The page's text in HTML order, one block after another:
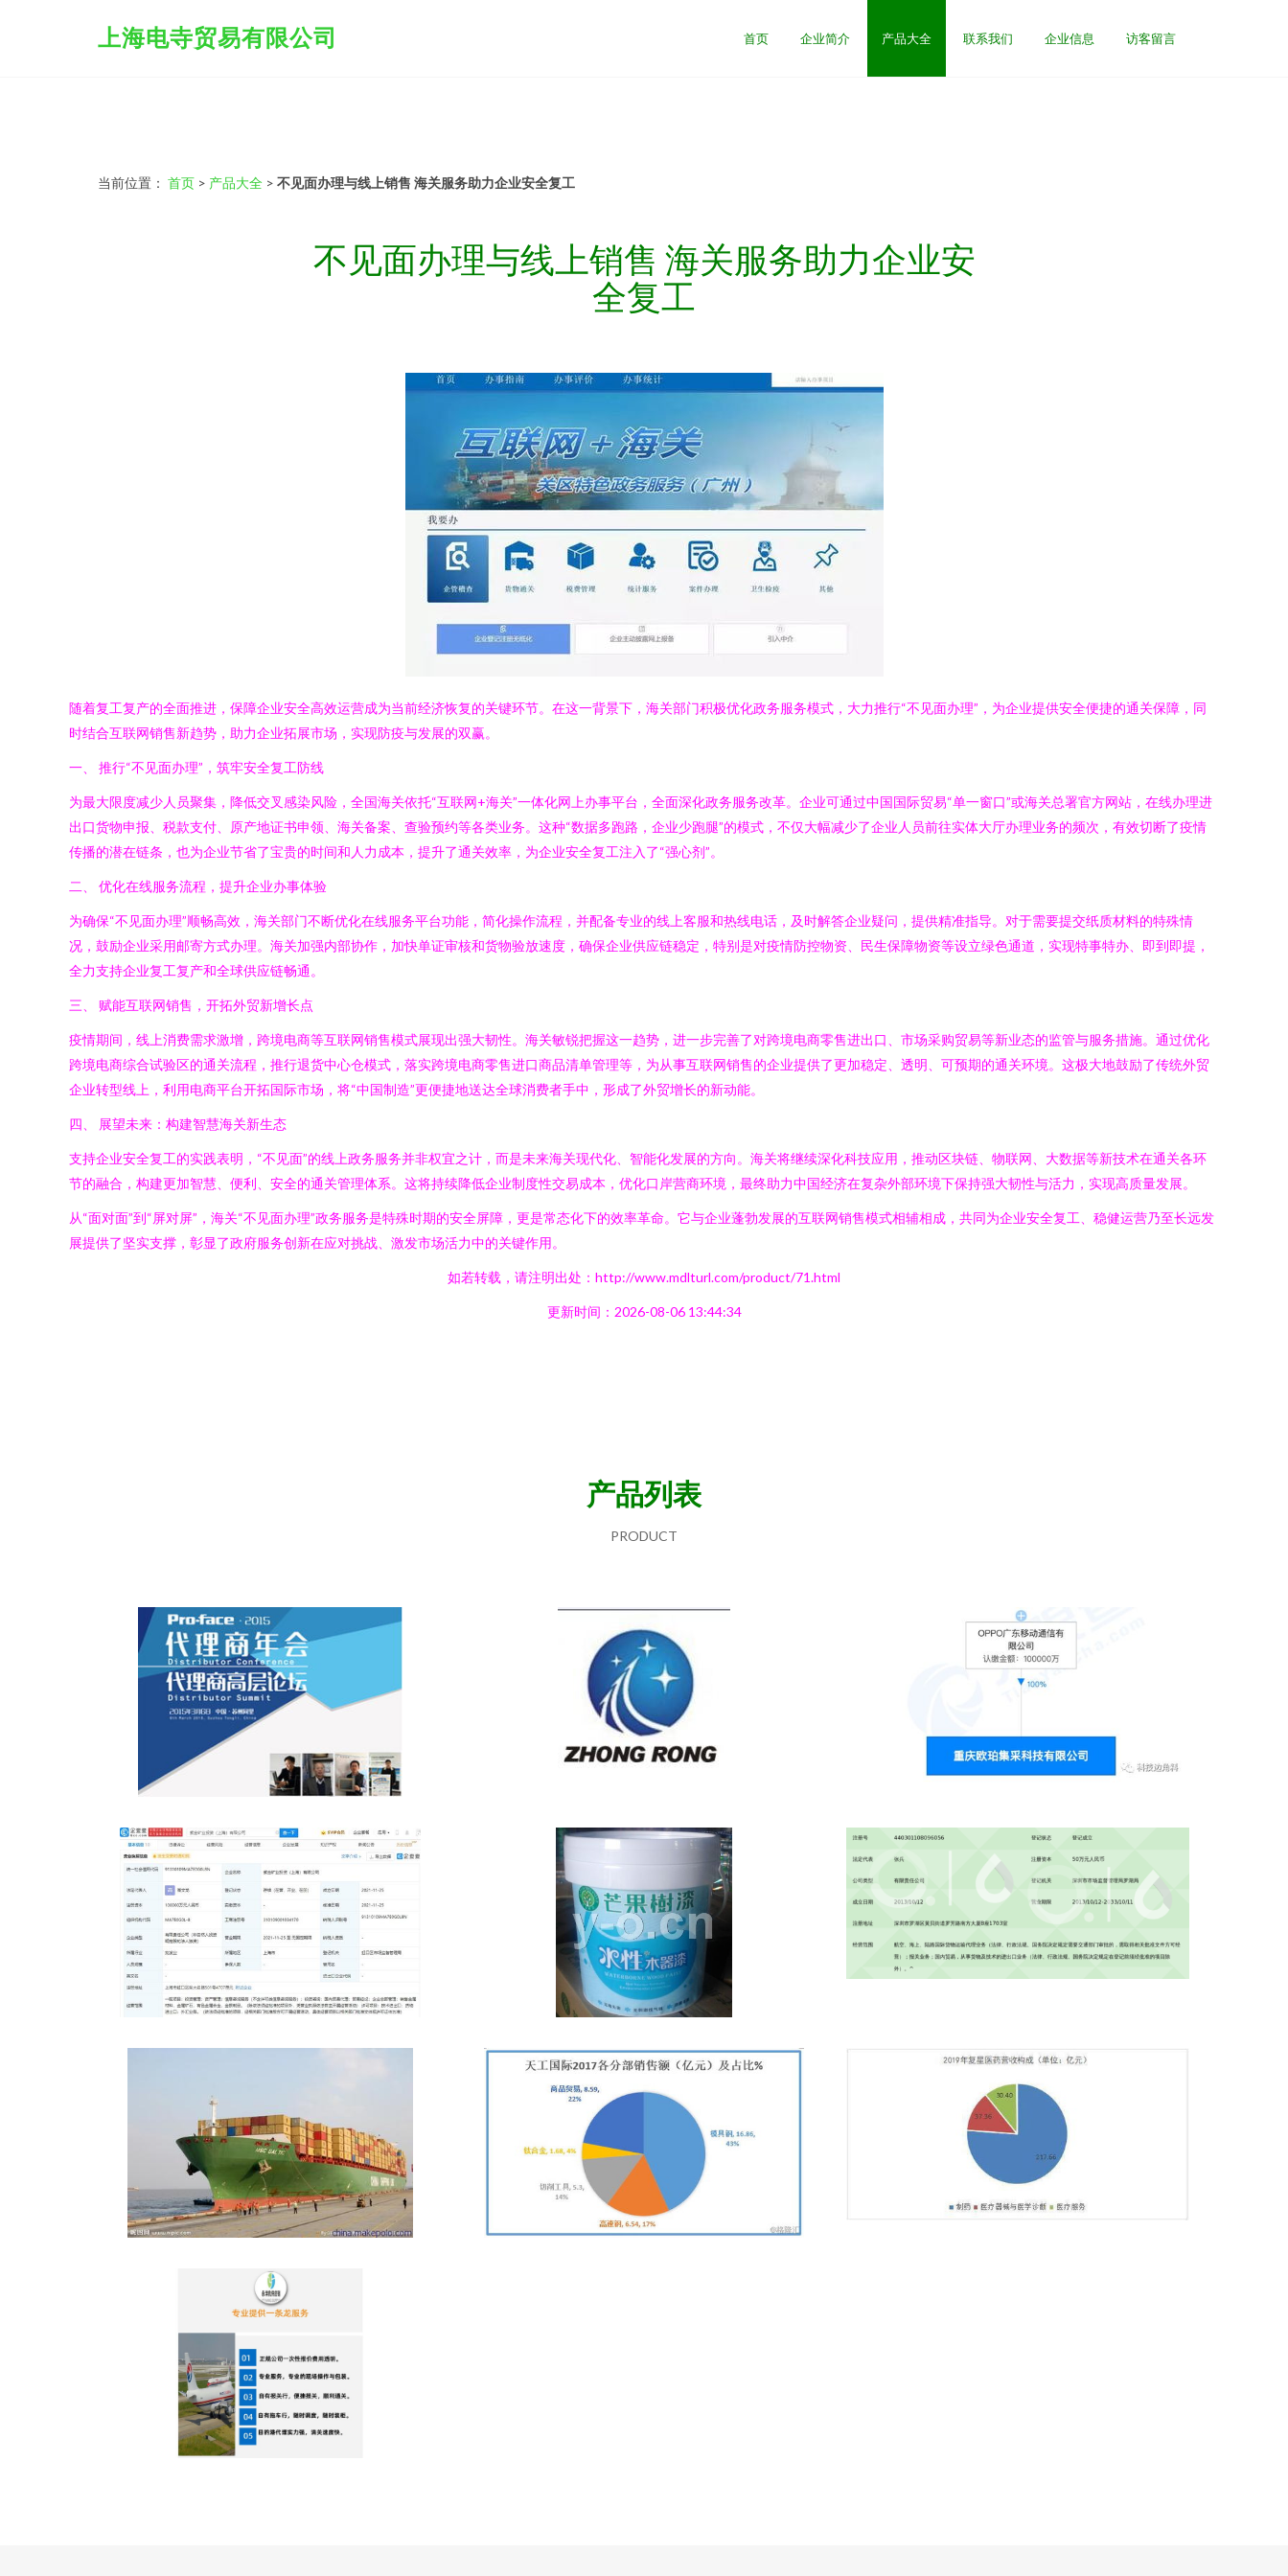
上海电寺贸易有限公司 首页 企业简介 产品大全 联系我们 企业信息 访客留言
当前位置： 首页 > 产品大全 > 不见面办理与线上销售 海关服务助力企业安全复工
不见面办理与线上销售 海关服务助力企业安
全复工
随着复工复产的全面推进，保障企业安全高效运营成为当前经济恢复的关键环节。在这一背景下，海关部门积极优化政务服务模式，大力推行“不见面办理”，为企业提供安全便捷的通关保障，同
时结合互联网销售新趋势，助力企业拓展市场，实现防疫与发展的双赢。
一、 推行“不见面办理”，筑牢安全复工防线
为最大限度减少人员聚集，降低交叉感染风险，全国海关依托“互联网+海关”一体化网上办事平台，全面深化政务服务改革。企业可通过中国国际贸易“单一窗口”或海关总署官方网站，在线办理进
出口货物申报、税款支付、原产地证书申领、海关备案、查验预约等各类业务。这种“数据多跑路，企业少跑腿”的模式，不仅大幅减少了企业人员前往实体大厅办理业务的频次，有效切断了疫情
传播的潜在链条，也为企业节省了宝贵的时间和人力成本，提升了通关效率，为企业安全复工注入了“强心剂”。
二、 优化在线服务流程，提升企业办事体验
为确保“不见面办理”顺畅高效，海关部门不断优化在线服务平台功能，简化操作流程，并配备专业的线上客服和热线电话，及时解答企业疑问，提供精准指导。对于需要提交纸质材料的特殊情
况，鼓励企业采用邮寄方式办理。海关加强内部协作，加快单证审核和货物验放速度，确保企业供应链稳定，特别是对疫情防控物资、民生保障物资等设立绿色通道，实现特事特办、即到即提，
全力支持企业复工复产和全球供应链畅通。
三、 赋能互联网销售，开拓外贸新增长点
疫情期间，线上消费需求激增，跨境电商等互联网销售模式展现出强大韧性。海关敏锐把握这一趋势，进一步完善了对跨境电商零售进出口、市场采购贸易等新业态的监管与服务措施。通过优化
跨境电商综合试验区的通关流程，推行退货中心仓模式，落实跨境电商零售进口商品清单管理等，为从事互联网销售的企业提供了更加稳定、透明、可预期的通关环境。这极大地鼓励了传统外贸
企业转型线上，利用电商平台开拓国际市场，将“中国制造”更便捷地送达全球消费者手中，形成了外贸增长的新动能。
四、 展望未来：构建智慧海关新生态
支持企业安全复工的实践表明，“不见面”的线上政务服务并非权宜之计，而是未来海关现代化、智能化发展的方向。海关将继续深化科技应用，推动区块链、物联网、大数据等新技术在通关各环
节的融合，构建更加智慧、便利、安全的通关管理体系。这将持续降低企业制度性交易成本，优化口岸营商环境，最终助力中国经济在复杂外部环境下保持强大韧性与活力，实现高质量发展。
从“面对面”到“屏对屏”，海关“不见面办理”政务服务是特殊时期的安全屏障，更是常态化下的效率革命。它与企业蓬勃发展的互联网销售模式相辅相成，共同为企业安全复工、稳健运营乃至长远发
展提供了坚实支撑，彰显了政府服务创新在应对挑战、激发市场活力中的关键作用。
如若转载，请注明出处：http://www.mdlturl.com/product/71.html
更新时间：2026-08-06 13:44:34
产品列表
PRODUCT